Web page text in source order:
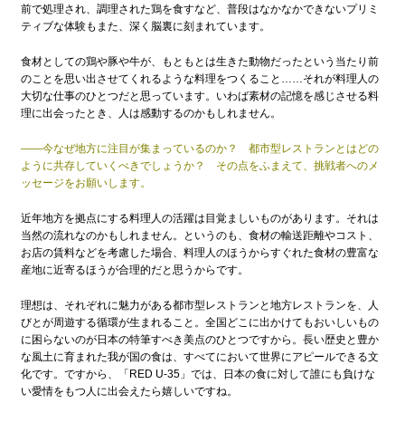
前で処理され、調理された鶏を食すなど、普段はなかなかできないプリミ
ティブな体験もまた、深く脳裏に刻まれています。
食材としての鶏や豚や牛が、もともとは生きた動物だったという当たり前
のことを思い出させてくれるような料理をつくること……それが料理人の
大切な仕事のひとつだと思っています。いわば素材の記憶を感じさせる料
理に出会ったとき、人は感動するのかもしれません。
——今なぜ地方に注目が集まっているのか？ 都市型レストランとはどの
ように共存していくべきでしょうか？ その点をふまえて、挑戦者へのメ
ッセージをお願いします。
近年地方を拠点にする料理人の活躍は目覚ましいものがあります。それは
当然の流れなのかもしれません。というのも、食材の輸送距離やコスト、
お店の賃料などを考慮した場合、料理人のほうからすぐれた食材の豊富な
産地に近寄るほうが合理的だと思うからです。
理想は、それぞれに魅力がある都市型レストランと地方レストランを、人
びとが周遊する循環が生まれること。全国どこに出かけてもおいしいもの
に困らないのが日本の特筆すべき美点のひとつですから。長い歴史と豊か
な風土に育まれた我が国の食は、すべてにおいて世界にアピールできる文
化です。ですから、「RED U-35」では、日本の食に対して誰にも負けな
い愛情をもつ人に出会えたら嬉しいですね。